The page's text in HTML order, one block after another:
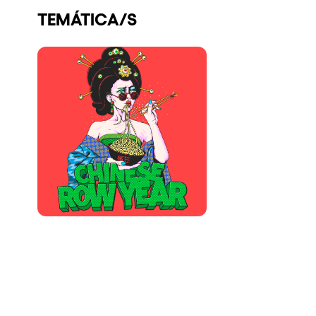
Quienes somos
¿Quieres trabajar con nosotros?
elrow News
Síguenos en tiktok
Síguenos en facebook
Síguenos en instagram
Síguenos en twitter
Síguenos en linkedin
Síguenos en youtube
Política de Privacidad
Política de Cookies
Aviso Legal
Política de Sostenibilidad
TEMÁTICA/S